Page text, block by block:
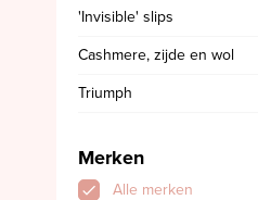
'Invisible' slips
Cashmere, zijde en wol
Triumph
Merken
Alle merken